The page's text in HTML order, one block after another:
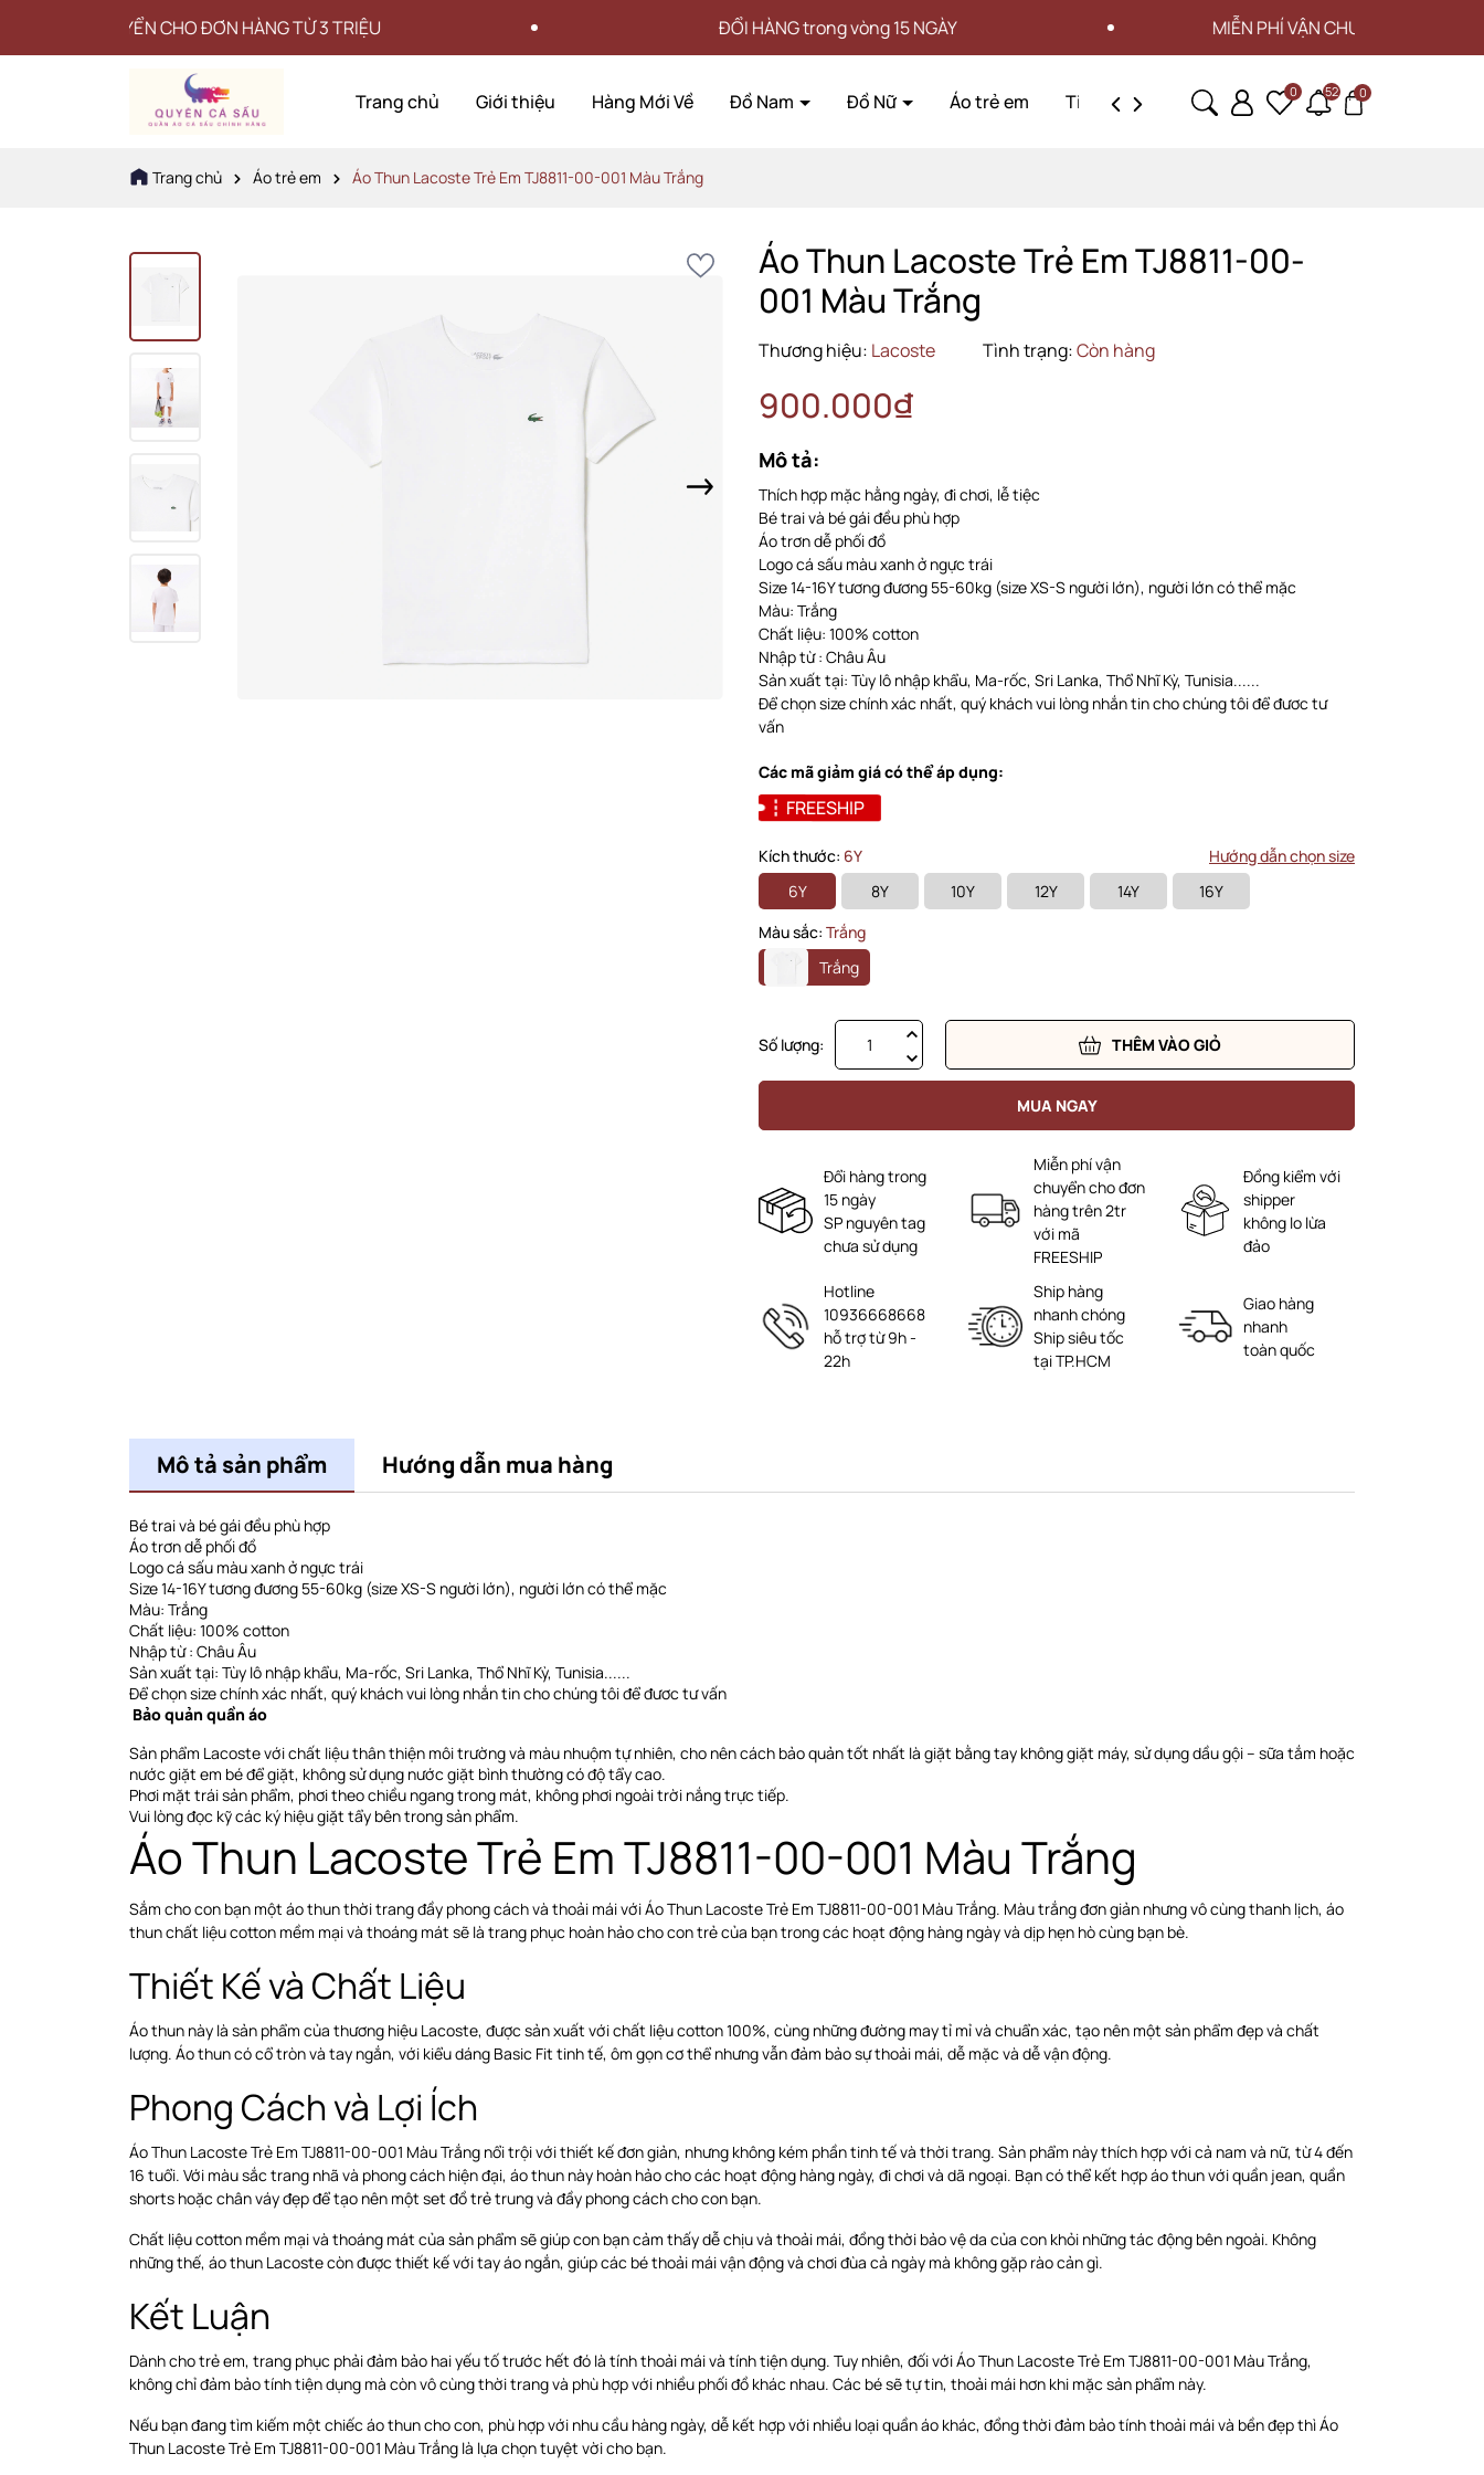
CHO ĐƠN HÀNG TỪ 3 TRIỆU ĐỔI HÀNG trong vòng 15 NGÀY MIỄN PHÍ VẬN CHUYỂN CHO ĐƠN HÀNG TỪ 3
Trang chủ Giới thiệu Hàng Mới Về Đồ Nam Đồ Nữ Áo trẻ em Tin tức Liên hệ 0 52 0
Trang chủ Áo trẻ em Áo Thun Lacoste Trẻ Em TJ8811-00-001 Màu Trắng
Áo Thun Lacoste Trẻ Em TJ8811-00-
001 Màu Trắng
Thương hiệu: Lacoste Tình trạng:Còn hàng
900.000₫
Mô tả:
Thích hợp mặc hằng ngày, đi chơi, lễ tiệc
Bé trai và bé gái đều phù hợp
Áo trơn dễ phối đồ
Logo cá sấu màu xanh ở ngực trái
Size 14-16Y tương đương 55-60kg (size XS-S người lớn), người lớn có thể mặc
Màu: Trắng
Chất liệu: 100% cotton
Nhập từ : Châu Âu
Sản xuất tại: Tùy lô nhập khẩu, Ma-rốc, Sri Lanka, Thổ Nhĩ Kỳ, Tunisia......
Để chọn size chính xác nhất, quý khách vui lòng nhắn tin cho chúng tôi để đươc tư
vấn
Các mã giảm giá có thể áp dụng:
FREESHIP
Kích thước: 6Y
Hướng dẫn chọn size
6Y
8Y 10Y 12Y 14Y
16Y
Màu sắc: Trắng
Trắng
Số lượng: THÊM VÀO GIỎ
MUA NGAY
Đổi hàng trong
15 ngày
SP nguyên tag
chưa sử dụng
Miễn phí vận
chuyển cho đơn
hàng trên 2tr
với mã
FREESHIP
Đồng kiểm với
shipper
không lo lừa
đảo
Hotline
10936668668
hỗ trợ từ 9h -
22h
Ship hàng
nhanh chóng
Ship siêu tốc
tại TP.HCM
Giao hàng
nhanh
toàn quốc
Mô tả sản phẩm Hướng dẫn mua hàng
Bé trai và bé gái đều phù hợp
Áo trơn dễ phối đồ
Logo cá sấu màu xanh ở ngực trái
Size 14-16Y tương đương 55-60kg (size XS-S người lớn), người lớn có thể mặc
Màu: Trắng
Chất liệu: 100% cotton
Nhập từ : Châu Âu
Sản xuất tại: Tùy lô nhập khẩu, Ma-rốc, Sri Lanka, Thổ Nhĩ Kỳ, Tunisia......
Để chọn size chính xác nhất, quý khách vui lòng nhắn tin cho chúng tôi để đươc tư vấn
Bảo quản quần áo
Sản phẩm Lacoste với chất liệu thân thiện môi trường và màu nhuộm tự nhiên, cho nên cách bảo quản tốt nhất là giặt bằng tay không giặt máy, sử dụng dầu gội – sữa tắm hoặc
nước giặt em bé để giặt, không sử dụng nước giặt bình thường có độ tẩy cao.
Phơi mặt trái sản phẩm, phơi theo chiều ngangtrong mát, không phơi ngoài trời nắng trực tiếp.
Vui lòng đọc kỹ các ký hiệu giặt tẩy bên trong sản phẩm.
Áo Thun Lacoste Trẻ Em TJ8811-00-001 Màu Trắng
Sắm cho con bạn một áo thun thời trang đầy phong cách và thoải mái với Áo Thun Lacoste Trẻ Em TJ8811-00-001 Màu Trắng. Màu trắng đơn giản nhưng vô cùng thanh lịch, áo
thun chất liệu cotton mềm mại và thoáng mát sẽ là trang phục hoàn hảo cho con trẻ của bạn trong các hoạt động hàng ngày và dịp hẹn hò cùng bạn bè.
Thiết Kế và Chất Liệu
Áo thun này là sản phẩm của thương hiệu Lacoste, được sản xuất với chất liệu cotton 100%, cùng những đường may tỉ mỉ và chuẩn xác, tạo nên một sản phẩm đẹp và chất
lượng. Áo thun có cổ tròn và tay ngắn, với kiểu dáng Basic Fit tinh tế, ôm gọn cơ thể nhưng vẫn đảm bảo sự thoải mái, dễ mặc và dễ vận động.
Phong Cách và Lợi Ích
Áo Thun Lacoste Trẻ Em TJ8811-00-001 Màu Trắng nổi trội với thiết kế đơn giản, nhưng không kém phần tinh tế và thời trang. Sản phẩm này thích hợp với cả nam và nữ, từ 4 đến
16 tuổi. Với màu sắc trang nhã và phong cách hiện đại, áo thun này hoàn hảo cho các hoạt động hàng ngày, đi chơi và dã ngoại. Bạn có thể kết hợp áo thun với quần jean, quần
shorts hoặc chân váy đẹp để tạo nên một set đồ trẻ trung và đầy phong cách cho con bạn.
Chất liệu cotton mềm mại và thoáng mát của sản phẩm sẽ giúp con bạn cảm thấy dễ chịu và thoải mái, đồng thời bảo vệ da của con khỏi những tác động bên ngoài. Không
những thế, áo thun Lacoste còn được thiết kế với tay áo ngắn, giúp các bé thoải mái vận động và chơi đùa cả ngày mà không gặp rào cản gì.
Kết Luận
Dành cho trẻ em, trang phục phải đảm bảo hai yếu tố trước hết đó là tính thoải mái và tính tiện dụng. Tuy nhiên, đối với Áo Thun Lacoste Trẻ Em TJ8811-00-001 Màu Trắng,
không chỉ đảm bảo tính tiện dụng mà còn vô cùng thời trang và phù hợp với nhiều phối đồ khác nhau. Các bé sẽ tự tin, thoải mái hơn khi mặc sản phẩm này.
Nếu bạn đang tìm kiếm một chiếc áo thun cho con, phù hợp với nhu cầu hàng ngày, dễ kết hợp với nhiều loại quần áo khác, đồng thời đảm bảo tính thoải mái và bền đẹp thì Áo
Thun Lacoste Trẻ Em TJ8811-00-001 Màu Trắng là lựa chọn tuyệt vời cho bạn.